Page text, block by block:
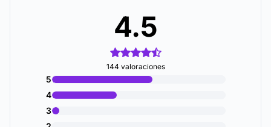
4.5
144 valoraciones
5
4
3